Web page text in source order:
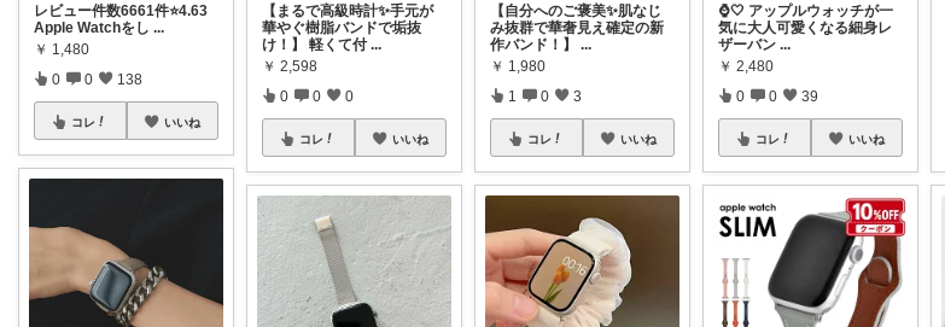
レビュー件数6661件⭐️4.63
Apple Watchをし ...
￥ 1,480
0 0 138
コレ いいね
【まるで高級時計✨手元が
華やぐ樹脂バンドで垢抜
け！】 軽くて付 ...
￥ 2,598
0 0 0
コレ いいね
【自分へのご褒美✨肌なじ
み抜群で華奢見え確定の新
作バンド！】...
￥ 1,980
1 0 3
コレ いいね
⌚️🤍 アップルウォッチが一
気に大人可愛くなる細身レ
ザーバン ...
￥ 2,480
0 0 39
コレ いいね